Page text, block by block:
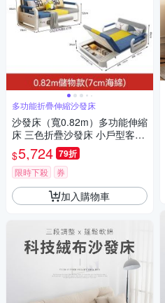
多功能折疊伸縮沙發床
沙發床（寬0.82m）多功能伸縮
床 三色折疊沙發床 小戶型客廳
一體兩用折疊床 隱藏儲物 可拆
洗
$5,724 79折
限時下殺 券
加入購物車